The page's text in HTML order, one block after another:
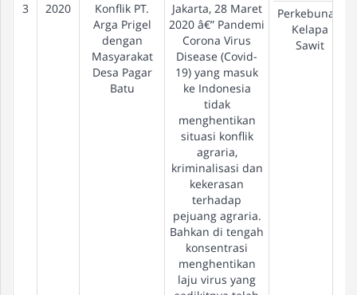
3 2020
Konflik PT.
Arga Prigel
dengan
Masyarakat
Desa Pagar
Batu
Jakarta, 28 Maret
2020 â€” Pandemi
Corona Virus
Disease (Covid-
19) yang masuk
ke Indonesia
tidak
menghentikan
situasi konflik
agraria,
kriminalisasi dan
kekerasan
terhadap
pejuang agraria.
Bahkan di tengah
konsentrasi
menghentikan
laju virus yang
Perkebunan
Kelapa
Sawit